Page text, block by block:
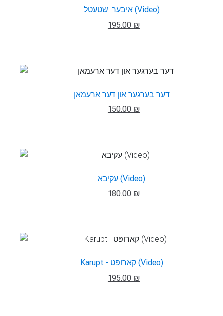
איבערן שטעטל (Video)
195.00 ₪
דער בערגער און דער ארעמאן
150.00 ₪
עקיבא (Video)
180.00 ₪
Karupt - קארופּט (Video)
195.00 ₪